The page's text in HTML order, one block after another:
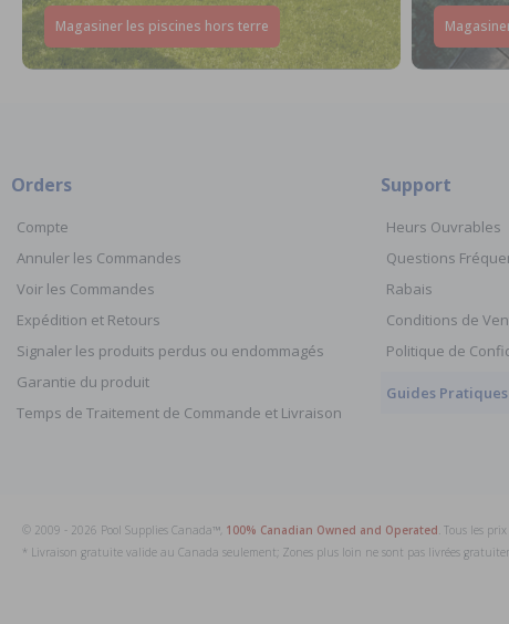
Magasiner les piscines hors terre
Orders
Compte
Annuler les Commandes
Voir les Commandes
Expédition et Retours
Signaler les produits perdus ou endommagés
Garantie du produit
Temps de Traitement de Commande et Livraison
Support
Heurs Ouvrables
Questions
Rabais
Conditions de
Politique de
Guides Pratiques
© 2009 - 2026 Pool Supplies Canada™, 100% Canadian Owned and Operated . Tous les
* Livraison gratuite valide au Canada seulement; Zones plus loin ne sont pas livrées